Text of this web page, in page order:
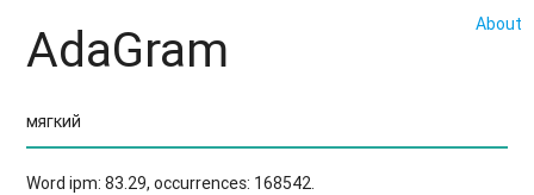
About
AdaGram
Word ipm: 83.29, occurrences: 168542.